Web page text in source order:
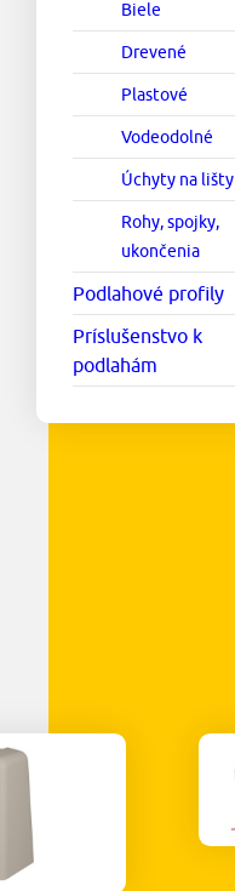
Biele
Drevené
Plastové
Vodeodolné
Úchyty na lišty
Rohy, spojky,
ukončenia
Podlahové profily
Príslušenstvo k
podlahám